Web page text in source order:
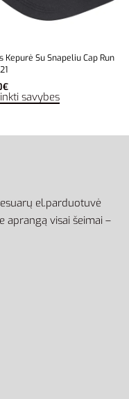
Kepurė Su Snapeliu Cap Run
€
savybes
el.parduotuvė
aprangą visai šeimai –